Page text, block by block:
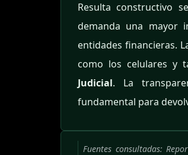
Resulta constructivo
demanda una mayor
entidades financieras.
como los celulares y
Judicial. La
fundamental para
Fuentes consultadas: